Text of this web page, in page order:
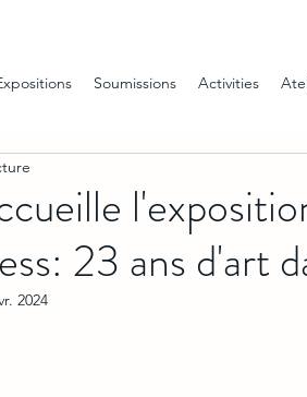
Soumissions Activities
23 ans d'art
2024